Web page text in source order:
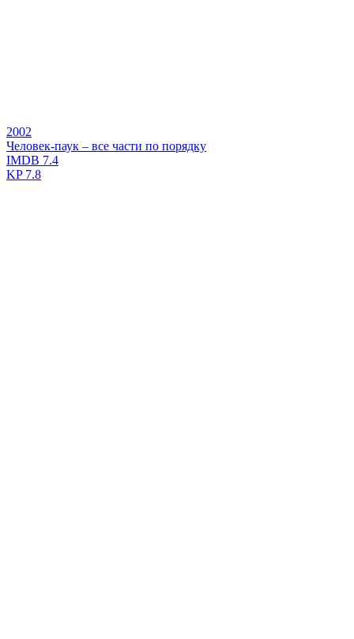
2002
Человек-паук – все части по порядку
IMDB 7.4
KP7.8